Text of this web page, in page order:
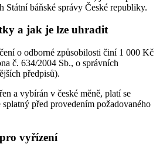
Státní báňské správy České republiky.
a jak je lze uhradit
o odborné způsobilosti činí 1 000 Kč
č. 634/2004 Sb., o správních
předpisů).
a vybírán v české měně, platí se
před provedením požadovaného
vyřízení